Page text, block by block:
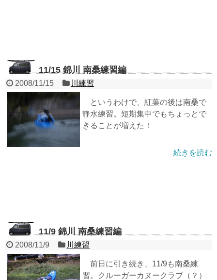
11/15 錦川 南桑練習編
2008/11/15 川練習
というわけで、紅葉の後は南桑で
静水練習。短期集中でもちょっとで
きることが増えた！
続きを読む
11/9 錦川 南桑練習編
2008/11/9 川練習
前日に引き続き、11/9も南桑練
習。クルーガーカヌークラブ（？）